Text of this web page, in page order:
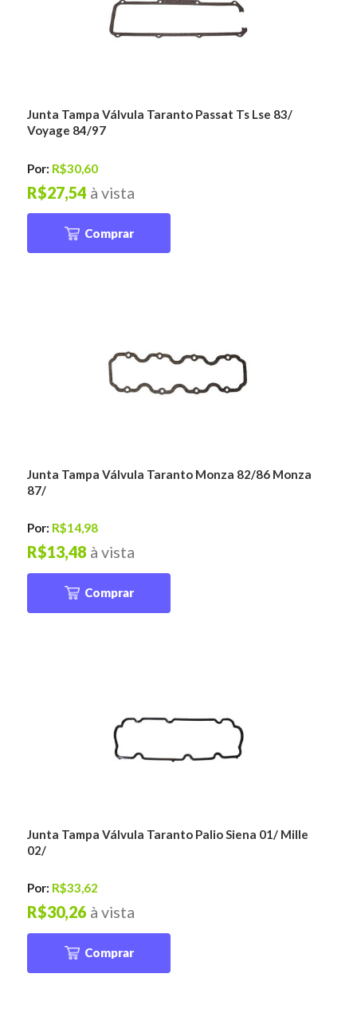
Junta Tampa Válvula Taranto Passat Ts Lse 83/
Voyage 84/97
Por: R$30,60
à vista
R$27,54
Comprar
Junta Tampa Válvula Taranto Monza 82/86 Monza
87/
Por: R$14,98
à vista
R$13,48
Comprar
Junta Tampa Válvula Taranto Palio Siena 01/ Mille
02/
Por: R$33,62
à vista
R$30,26
Comprar